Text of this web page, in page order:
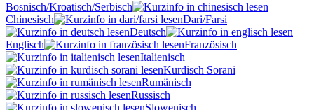
Bosnisch/Kroatisch/Serbisch
Chinesisch
Dari/Farsi
Deutsch
Englisch
Französisch
Italienisch
Kurdisch Sorani‎
Rumänisch
Russisch
Slowenisch